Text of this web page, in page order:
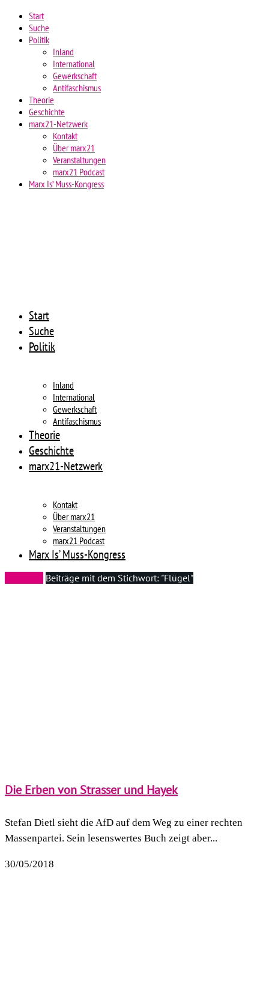
Start
Suche
Politik
Inland
International
Gewerkschaft
Antifaschismus
Theorie
Geschichte
marx21-Netzwerk
Kontakt
Über marx21
Veranstaltungen
marx21 Podcast
Marx Is’ Muss-Kongress
Start
Suche
Politik
Inland
International
Gewerkschaft
Antifaschismus
Theorie
Geschichte
marx21-Netzwerk
Kontakt
Über marx21
Veranstaltungen
marx21 Podcast
Marx Is’ Muss-Kongress
Beiträge mit dem Stichwort: "Flügel"
Die Erben von Strasser und Hayek
Stefan Dietl sieht die AfD auf dem Weg zu einer rechten
Massenpartei. Sein lesenswertes Buch zeigt aber...
30/05/2018